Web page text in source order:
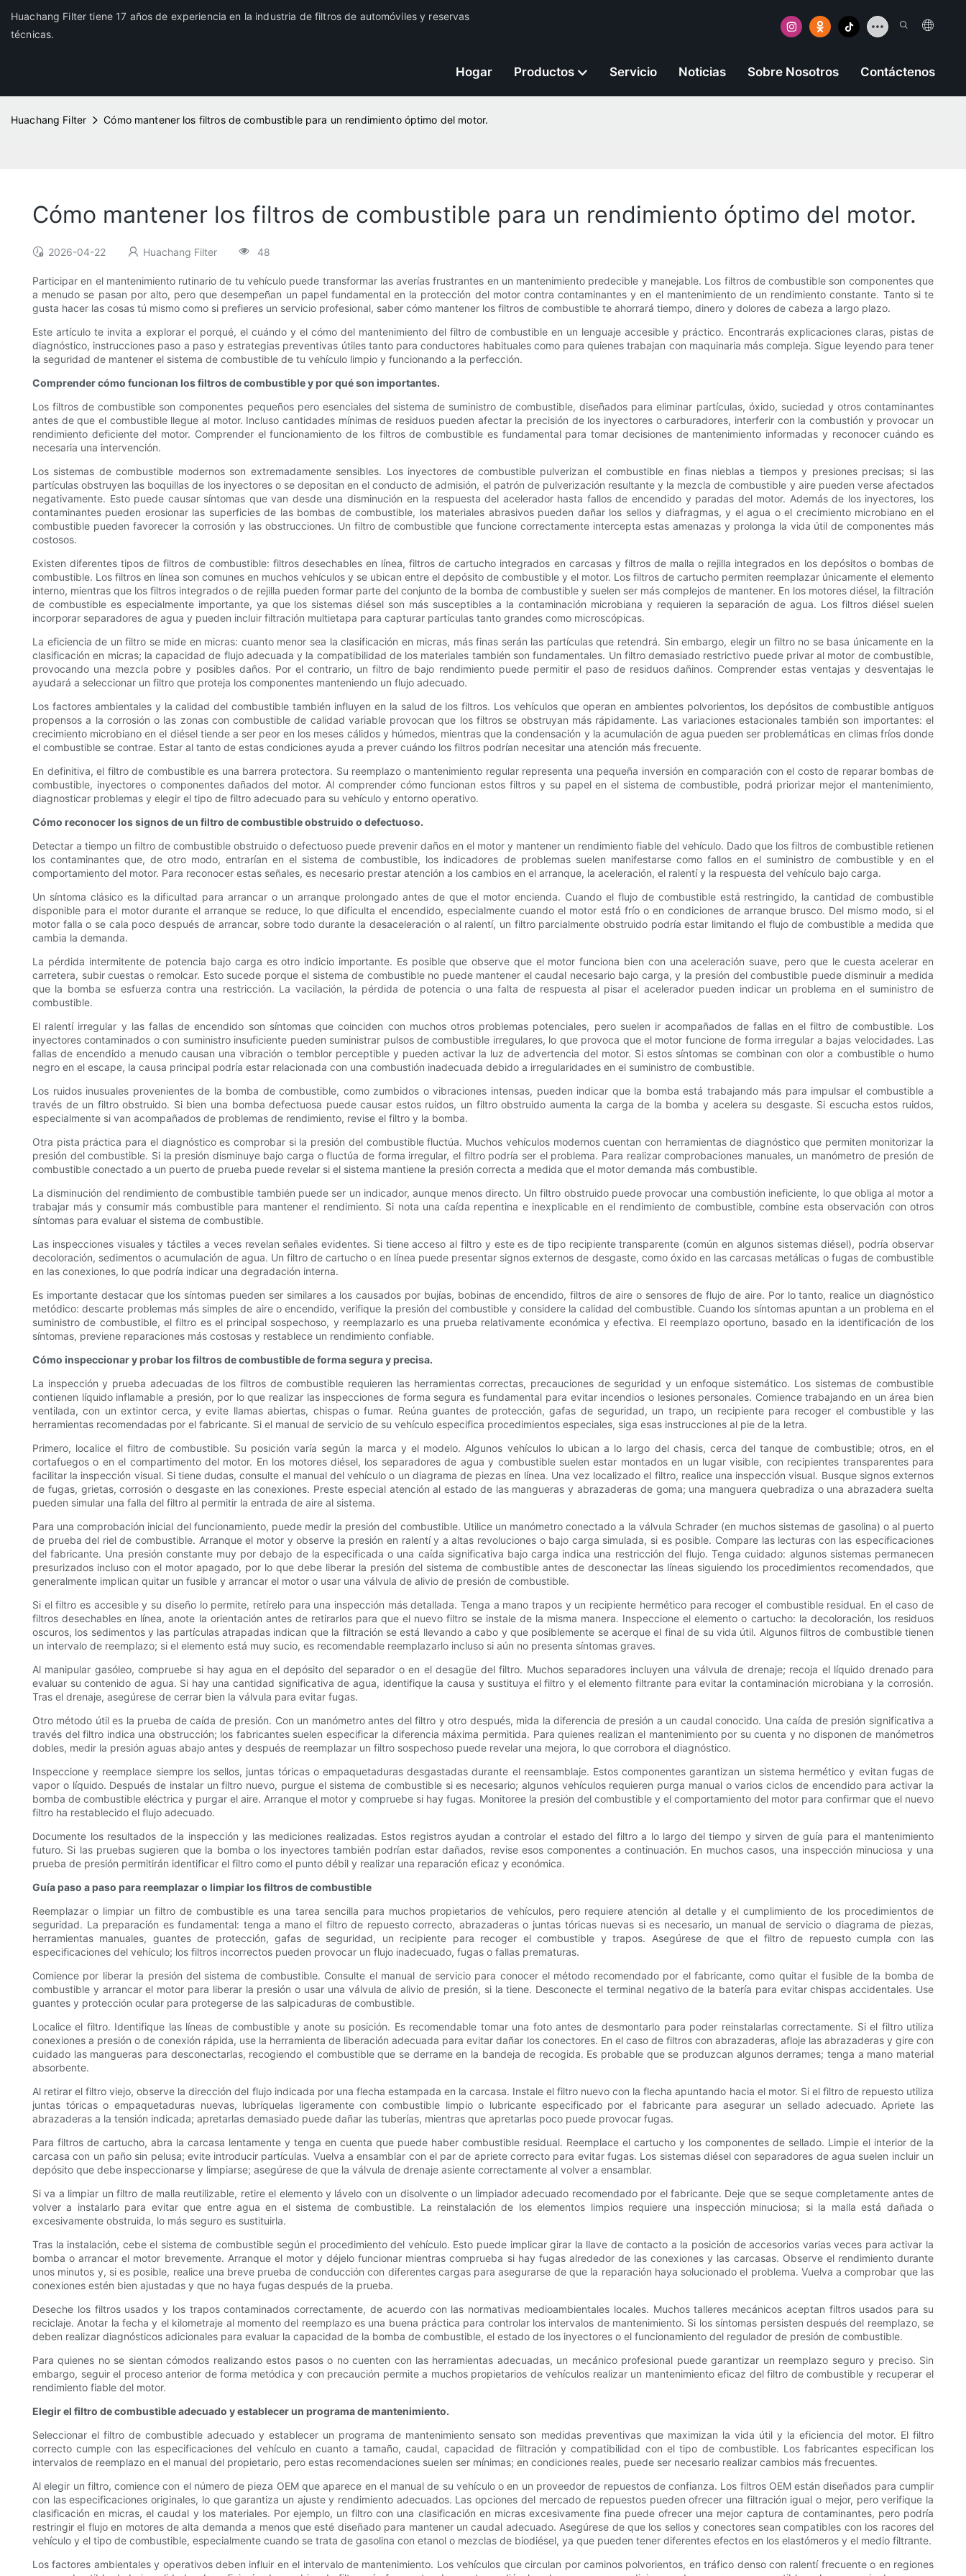
Huachang Filter tiene 17 años de experiencia en la industria de filtros de automóviles y reservas
técnicas.
Hogar Productos Servicio Noticias Sobre Nosotros Contáctenos
Huachang Filter Cómo mantener los filtros de combustible para un rendimiento óptimo del motor.
Cómo mantener los filtros de combustible para un rendimiento óptimo del motor.
2026-04-22 Huachang Filter 48
Participar en el mantenimiento rutinario de tu vehículo puede transformar las averías frustrantes en un mantenimiento predecible y manejable. Los filtros de combustible son componentes que
a menudo se pasan por alto, pero que desempeñan un papel fundamental en la protección del motor contra contaminantes y en el mantenimiento de un rendimiento constante. Tanto si te
gusta hacer las cosas tú mismo como si prefieres un servicio profesional, saber cómo mantener los filtros de combustible te ahorrará tiempo, dinero y dolores de cabeza a largo plazo.
Este artículo te invita a explorar el porqué, el cuándo y el cómo del mantenimiento del filtro de combustible en un lenguaje accesible y práctico. Encontrarás explicaciones claras, pistas de
diagnóstico, instrucciones paso a paso y estrategias preventivas útiles tanto para conductores habituales como para quienes trabajan con maquinaria más compleja. Sigue leyendo para tener
la seguridad de mantener el sistema de combustible de tu vehículo limpio y funcionando a la perfección.
Comprender cómo funcionan los filtros de combustible y por qué son importantes.
Los filtros de combustible son componentes pequeños pero esenciales del sistema de suministro de combustible, diseñados para eliminar partículas, óxido, suciedad y otros contaminantes
antes de que el combustible llegue al motor. Incluso cantidades mínimas de residuos pueden afectar la precisión de los inyectores o carburadores, interferir con la combustión y provocar un
rendimiento deficiente del motor. Comprender el funcionamiento de los filtros de combustible es fundamental para tomar decisiones de mantenimiento informadas y reconocer cuándo es
necesaria una intervención.
Los sistemas de combustible modernos son extremadamente sensibles. Los inyectores de combustible pulverizan el combustible en finas nieblas a tiempos y presiones precisas; si las
partículas obstruyen las boquillas de los inyectores o se depositan en el conducto de admisión, el patrón de pulverización resultante y la mezcla de combustible y aire pueden verse afectados
negativamente. Esto puede causar síntomas que van desde una disminución en la respuesta del acelerador hasta fallos de encendido y paradas del motor. Además de los inyectores, los
contaminantes pueden erosionar las superficies de las bombas de combustible, los materiales abrasivos pueden dañar los sellos y diafragmas, y el agua o el crecimiento microbiano en el
combustible pueden favorecer la corrosión y las obstrucciones. Un filtro de combustible que funcione correctamente intercepta estas amenazas y prolonga la vida útil de componentes más
costosos.
Existen diferentes tipos de filtros de combustible: filtros desechables en línea, filtros de cartucho integrados en carcasas y filtros de malla o rejilla integrados en los depósitos o bombas de
combustible. Los filtros en línea son comunes en muchos vehículos y se ubican entre el depósito de combustible y el motor. Los filtros de cartucho permiten reemplazar únicamente el elemento
interno, mientras que los filtros integrados o de rejilla pueden formar parte del conjunto de la bomba de combustible y suelen ser más complejos de mantener. En los motores diésel, la filtración
de combustible es especialmente importante, ya que los sistemas diésel son más susceptibles a la contaminación microbiana y requieren la separación de agua. Los filtros diésel suelen
incorporar separadores de agua y pueden incluir filtración multietapa para capturar partículas tanto grandes como microscópicas.
La eficiencia de un filtro se mide en micras: cuanto menor sea la clasificación en micras, más finas serán las partículas que retendrá. Sin embargo, elegir un filtro no se basa únicamente en la
clasificación en micras; la capacidad de flujo adecuada y la compatibilidad de los materiales también son fundamentales. Un filtro demasiado restrictivo puede privar al motor de combustible,
provocando una mezcla pobre y posibles daños. Por el contrario, un filtro de bajo rendimiento puede permitir el paso de residuos dañinos. Comprender estas ventajas y desventajas le
ayudará a seleccionar un filtro que proteja los componentes manteniendo un flujo adecuado.
Los factores ambientales y la calidad del combustible también influyen en la salud de los filtros. Los vehículos que operan en ambientes polvorientos, los depósitos de combustible antiguos
propensos a la corrosión o las zonas con combustible de calidad variable provocan que los filtros se obstruyan más rápidamente. Las variaciones estacionales también son importantes: el
crecimiento microbiano en el diésel tiende a ser peor en los meses cálidos y húmedos, mientras que la condensación y la acumulación de agua pueden ser problemáticas en climas fríos donde
el combustible se contrae. Estar al tanto de estas condiciones ayuda a prever cuándo los filtros podrían necesitar una atención más frecuente.
En definitiva, el filtro de combustible es una barrera protectora. Su reemplazo o mantenimiento regular representa una pequeña inversión en comparación con el costo de reparar bombas de
combustible, inyectores o componentes dañados del motor. Al comprender cómo funcionan estos filtros y su papel en el sistema de combustible, podrá priorizar mejor el mantenimiento,
diagnosticar problemas y elegir el tipo de filtro adecuado para su vehículo y entorno operativo.
Cómo reconocer los signos de un filtro de combustible obstruido o defectuoso.
Detectar a tiempo un filtro de combustible obstruido o defectuoso puede prevenir daños en el motor y mantener un rendimiento fiable del vehículo. Dado que los filtros de combustible retienen
los contaminantes que, de otro modo, entrarían en el sistema de combustible, los indicadores de problemas suelen manifestarse como fallos en el suministro de combustible y en el
comportamiento del motor. Para reconocer estas señales, es necesario prestar atención a los cambios en el arranque, la aceleración, el ralentí y la respuesta del vehículo bajo carga.
Un síntoma clásico es la dificultad para arrancar o un arranque prolongado antes de que el motor encienda. Cuando el flujo de combustible está restringido, la cantidad de combustible
disponible para el motor durante el arranque se reduce, lo que dificulta el encendido, especialmente cuando el motor está frío o en condiciones de arranque brusco. Del mismo modo, si el
motor falla o se cala poco después de arrancar, sobre todo durante la desaceleración o al ralentí, un filtro parcialmente obstruido podría estar limitando el flujo de combustible a medida que
cambia la demanda.
La pérdida intermitente de potencia bajo carga es otro indicio importante. Es posible que observe que el motor funciona bien con una aceleración suave, pero que le cuesta acelerar en
carretera, subir cuestas o remolcar. Esto sucede porque el sistema de combustible no puede mantener el caudal necesario bajo carga, y la presión del combustible puede disminuir a medida
que la bomba se esfuerza contra una restricción. La vacilación, la pérdida de potencia o una falta de respuesta al pisar el acelerador pueden indicar un problema en el suministro de
combustible.
El ralentí irregular y las fallas de encendido son síntomas que coinciden con muchos otros problemas potenciales, pero suelen ir acompañados de fallas en el filtro de combustible. Los
inyectores contaminados o con suministro insuficiente pueden suministrar pulsos de combustible irregulares, lo que provoca que el motor funcione de forma irregular a bajas velocidades. Las
fallas de encendido a menudo causan una vibración o temblor perceptible y pueden activar la luz de advertencia del motor. Si estos síntomas se combinan con olor a combustible o humo
negro en el escape, la causa principal podría estar relacionada con una combustión inadecuada debido a irregularidades en el suministro de combustible.
Los ruidos inusuales provenientes de la bomba de combustible, como zumbidos o vibraciones intensas, pueden indicar que la bomba está trabajando más para impulsar el combustible a
través de un filtro obstruido. Si bien una bomba defectuosa puede causar estos ruidos, un filtro obstruido aumenta la carga de la bomba y acelera su desgaste. Si escucha estos ruidos,
especialmente si van acompañados de problemas de rendimiento, revise el filtro y la bomba.
Otra pista práctica para el diagnóstico es comprobar si la presión del combustible fluctúa. Muchos vehículos modernos cuentan con herramientas de diagnóstico que permiten monitorizar la
presión del combustible. Si la presión disminuye bajo carga o fluctúa de forma irregular, el filtro podría ser el problema. Para realizar comprobaciones manuales, un manómetro de presión de
combustible conectado a un puerto de prueba puede revelar si el sistema mantiene la presión correcta a medida que el motor demanda más combustible.
La disminución del rendimiento de combustible también puede ser un indicador, aunque menos directo. Un filtro obstruido puede provocar una combustión ineficiente, lo que obliga al motor a
trabajar más y consumir más combustible para mantener el rendimiento. Si nota una caída repentina e inexplicable en el rendimiento de combustible, combine esta observación con otros
síntomas para evaluar el sistema de combustible.
Las inspecciones visuales y táctiles a veces revelan señales evidentes. Si tiene acceso al filtro y este es de tipo recipiente transparente (común en algunos sistemas diésel), podría observar
decoloración, sedimentos o acumulación de agua. Un filtro de cartucho o en línea puede presentar signos externos de desgaste, como óxido en las carcasas metálicas o fugas de combustible
en las conexiones, lo que podría indicar una degradación interna.
Es importante destacar que los síntomas pueden ser similares a los causados ​​por bujías, bobinas de encendido, filtros de aire o sensores de flujo de aire. Por lo tanto, realice un diagnóstico
metódico: descarte problemas más simples de aire o encendido, verifique la presión del combustible y considere la calidad del combustible. Cuando los síntomas apuntan a un problema en el
suministro de combustible, el filtro es el principal sospechoso, y reemplazarlo es una prueba relativamente económica y efectiva. El reemplazo oportuno, basado en la identificación de los
síntomas, previene reparaciones más costosas y restablece un rendimiento confiable.
Cómo inspeccionar y probar los filtros de combustible de forma segura y precisa.
La inspección y prueba adecuadas de los filtros de combustible requieren las herramientas correctas, precauciones de seguridad y un enfoque sistemático. Los sistemas de combustible
contienen líquido inflamable a presión, por lo que realizar las inspecciones de forma segura es fundamental para evitar incendios o lesiones personales. Comience trabajando en un área bien
ventilada, con un extintor cerca, y evite llamas abiertas, chispas o fumar. Reúna guantes de protección, gafas de seguridad, un trapo, un recipiente para recoger el combustible y las
herramientas recomendadas por el fabricante. Si el manual de servicio de su vehículo especifica procedimientos especiales, siga esas instrucciones al pie de la letra.
Primero, localice el filtro de combustible. Su posición varía según la marca y el modelo. Algunos vehículos lo ubican a lo largo del chasis, cerca del tanque de combustible; otros, en el
cortafuegos o en el compartimento del motor. En los motores diésel, los separadores de agua y combustible suelen estar montados en un lugar visible, con recipientes transparentes para
facilitar la inspección visual. Si tiene dudas, consulte el manual del vehículo o un diagrama de piezas en línea. Una vez localizado el filtro, realice una inspección visual. Busque signos externos
de fugas, grietas, corrosión o desgaste en las conexiones. Preste especial atención al estado de las mangueras y abrazaderas de goma; una manguera quebradiza o una abrazadera suelta
pueden simular una falla del filtro al permitir la entrada de aire al sistema.
Para una comprobación inicial del funcionamiento, puede medir la presión del combustible. Utilice un manómetro conectado a la válvula Schrader (en muchos sistemas de gasolina) o al puerto
de prueba del riel de combustible. Arranque el motor y observe la presión en ralentí y a altas revoluciones o bajo carga simulada, si es posible. Compare las lecturas con las especificaciones
del fabricante. Una presión constante muy por debajo de la especificada o una caída significativa bajo carga indica una restricción del flujo. Tenga cuidado: algunos sistemas permanecen
presurizados incluso con el motor apagado, por lo que debe liberar la presión del sistema de combustible antes de desconectar las líneas siguiendo los procedimientos recomendados, que
generalmente implican quitar un fusible y arrancar el motor o usar una válvula de alivio de presión de combustible.
Si el filtro es accesible y su diseño lo permite, retírelo para una inspección más detallada. Tenga a mano trapos y un recipiente hermético para recoger el combustible residual. En el caso de
filtros desechables en línea, anote la orientación antes de retirarlos para que el nuevo filtro se instale de la misma manera. Inspeccione el elemento o cartucho: la decoloración, los residuos
oscuros, los sedimentos y las partículas atrapadas indican que la filtración se está llevando a cabo y que posiblemente se acerque el final de su vida útil. Algunos filtros de combustible tienen
un intervalo de reemplazo; si el elemento está muy sucio, es recomendable reemplazarlo incluso si aún no presenta síntomas graves.
Al manipular gasóleo, compruebe si hay agua en el depósito del separador o en el desagüe del filtro. Muchos separadores incluyen una válvula de drenaje; recoja el líquido drenado para
evaluar su contenido de agua. Si hay una cantidad significativa de agua, identifique la causa y sustituya el filtro y el elemento filtrante para evitar la contaminación microbiana y la corrosión.
Tras el drenaje, asegúrese de cerrar bien la válvula para evitar fugas.
Otro método útil es la prueba de caída de presión. Con un manómetro antes del filtro y otro después, mida la diferencia de presión a un caudal conocido. Una caída de presión significativa a
través del filtro indica una obstrucción; los fabricantes suelen especificar la diferencia máxima permitida. Para quienes realizan el mantenimiento por su cuenta y no disponen de manómetros
dobles, medir la presión aguas abajo antes y después de reemplazar un filtro sospechoso puede revelar una mejora, lo que corrobora el diagnóstico.
Inspeccione y reemplace siempre los sellos, juntas tóricas o empaquetaduras desgastadas durante el reensamblaje. Estos componentes garantizan un sistema hermético y evitan fugas de
vapor o líquido. Después de instalar un filtro nuevo, purgue el sistema de combustible si es necesario; algunos vehículos requieren purga manual o varios ciclos de encendido para activar la
bomba de combustible eléctrica y purgar el aire. Arranque el motor y compruebe si hay fugas. Monitoree la presión del combustible y el comportamiento del motor para confirmar que el nuevo
filtro ha restablecido el flujo adecuado.
Documente los resultados de la inspección y las mediciones realizadas. Estos registros ayudan a controlar el estado del filtro a lo largo del tiempo y sirven de guía para el mantenimiento
futuro. Si las pruebas sugieren que la bomba o los inyectores también podrían estar dañados, revise esos componentes a continuación. En muchos casos, una inspección minuciosa y una
prueba de presión permitirán identificar el filtro como el punto débil y realizar una reparación eficaz y económica.
Guía paso a paso para reemplazar o limpiar los filtros de combustible
Reemplazar o limpiar un filtro de combustible es una tarea sencilla para muchos propietarios de vehículos, pero requiere atención al detalle y el cumplimiento de los procedimientos de
seguridad. La preparación es fundamental: tenga a mano el filtro de repuesto correcto, abrazaderas o juntas tóricas nuevas si es necesario, un manual de servicio o diagrama de piezas,
herramientas manuales, guantes de protección, gafas de seguridad, un recipiente para recoger el combustible y trapos. Asegúrese de que el filtro de repuesto cumpla con las
especificaciones del vehículo; los filtros incorrectos pueden provocar un flujo inadecuado, fugas o fallas prematuras.
Comience por liberar la presión del sistema de combustible. Consulte el manual de servicio para conocer el método recomendado por el fabricante, como quitar el fusible de la bomba de
combustible y arrancar el motor para liberar la presión o usar una válvula de alivio de presión, si la tiene. Desconecte el terminal negativo de la batería para evitar chispas accidentales. Use
guantes y protección ocular para protegerse de las salpicaduras de combustible.
Localice el filtro. Identifique las líneas de combustible y anote su posición. Es recomendable tomar una foto antes de desmontarlo para poder reinstalarlas correctamente. Si el filtro utiliza
conexiones a presión o de conexión rápida, use la herramienta de liberación adecuada para evitar dañar los conectores. En el caso de filtros con abrazaderas, afloje las abrazaderas y gire con
cuidado las mangueras para desconectarlas, recogiendo el combustible que se derrame en la bandeja de recogida. Es probable que se produzcan algunos derrames; tenga a mano material
absorbente.
Al retirar el filtro viejo, observe la dirección del flujo indicada por una flecha estampada en la carcasa. Instale el filtro nuevo con la flecha apuntando hacia el motor. Si el filtro de repuesto utiliza
juntas tóricas o empaquetaduras nuevas, lubríquelas ligeramente con combustible limpio o lubricante especificado por el fabricante para asegurar un sellado adecuado. Apriete las
abrazaderas a la tensión indicada; apretarlas demasiado puede dañar las tuberías, mientras que apretarlas poco puede provocar fugas.
Para filtros de cartucho, abra la carcasa lentamente y tenga en cuenta que puede haber combustible residual. Reemplace el cartucho y los componentes de sellado. Limpie el interior de la
carcasa con un paño sin pelusa; evite introducir partículas. Vuelva a ensamblar con el par de apriete correcto para evitar fugas. Los sistemas diésel con separadores de agua suelen incluir un
depósito que debe inspeccionarse y limpiarse; asegúrese de que la válvula de drenaje asiente correctamente al volver a ensamblar.
Si va a limpiar un filtro de malla reutilizable, retire el elemento y lávelo con un disolvente o un limpiador adecuado recomendado por el fabricante. Deje que se seque completamente antes de
volver a instalarlo para evitar que entre agua en el sistema de combustible. La reinstalación de los elementos limpios requiere una inspección minuciosa; si la malla está dañada o
excesivamente obstruida, lo más seguro es sustituirla.
Tras la instalación, cebe el sistema de combustible según el procedimiento del vehículo. Esto puede implicar girar la llave de contacto a la posición de accesorios varias veces para activar la
bomba o arrancar el motor brevemente. Arranque el motor y déjelo funcionar mientras comprueba si hay fugas alrededor de las conexiones y las carcasas. Observe el rendimiento durante
unos minutos y, si es posible, realice una breve prueba de conducción con diferentes cargas para asegurarse de que la reparación haya solucionado el problema. Vuelva a comprobar que las
conexiones estén bien ajustadas y que no haya fugas después de la prueba.
Deseche los filtros usados ​​y los trapos contaminados correctamente, de acuerdo con las normativas medioambientales locales. Muchos talleres mecánicos aceptan filtros usados ​​para su
reciclaje. Anotar la fecha y el kilometraje al momento del reemplazo es una buena práctica para controlar los intervalos de mantenimiento. Si los síntomas persisten después del reemplazo, se
deben realizar diagnósticos adicionales para evaluar la capacidad de la bomba de combustible, el estado de los inyectores o el funcionamiento del regulador de presión de combustible.
Para quienes no se sientan cómodos realizando estos pasos o no cuenten con las herramientas adecuadas, un mecánico profesional puede garantizar un reemplazo seguro y preciso. Sin
embargo, seguir el proceso anterior de forma metódica y con precaución permite a muchos propietarios de vehículos realizar un mantenimiento eficaz del filtro de combustible y recuperar el
rendimiento fiable del motor.
Elegir el filtro de combustible adecuado y establecer un programa de mantenimiento.
Seleccionar el filtro de combustible adecuado y establecer un programa de mantenimiento sensato son medidas preventivas que maximizan la vida útil y la eficiencia del motor. El filtro
correcto cumple con las especificaciones del vehículo en cuanto a tamaño, caudal, capacidad de filtración y compatibilidad con el tipo de combustible. Los fabricantes especifican los
intervalos de reemplazo en el manual del propietario, pero estas recomendaciones suelen ser mínimas; en condiciones reales, puede ser necesario realizar cambios más frecuentes.
Al elegir un filtro, comience con el número de pieza OEM que aparece en el manual de su vehículo o en un proveedor de repuestos de confianza. Los filtros OEM están diseñados para cumplir
con las especificaciones originales, lo que garantiza un ajuste y rendimiento adecuados. Las opciones del mercado de repuestos pueden ofrecer una filtración igual o mejor, pero verifique la
clasificación en micras, el caudal y los materiales. Por ejemplo, un filtro con una clasificación en micras excesivamente fina puede ofrecer una mejor captura de contaminantes, pero podría
restringir el flujo en motores de alta demanda a menos que esté diseñado para mantener un caudal adecuado. Asegúrese de que los sellos y conectores sean compatibles con los racores del
vehículo y el tipo de combustible, especialmente cuando se trata de gasolina con etanol o mezclas de biodiésel, ya que pueden tener diferentes efectos en los elastómeros y el medio filtrante.
Los factores ambientales y operativos deben influir en el intervalo de mantenimiento. Los vehículos que circulan por caminos polvorientos, en tráfico denso con ralentí frecuente o en regiones